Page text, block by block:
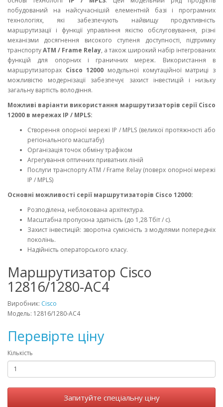
побудований на найсучаснішій елементній базі і програмних
технологіях, які забезпечують найвищу продуктивність
маршрутизації і функції управління якістю обслуговування, різні
механізми досягнення високого ступеня доступності, підтримку
транспортуATM / Frame Relay, а також широкий набір інтегрованих
функцій для опорних і граничних мереж. Використання в
маршрутизаторах Cisco 12000 модульної комутаційної матриці з
можливістю модернізації забезпечує захист інвестицій і низьку
загальну вартість володіння.
Можливі варіанти використання маршрутизаторів серії Cisco
12000 в мережах IP / MPLS:
Створення опорної мережі IP / MPLS (великої протяжності або
регіонального масштабу)
Організація точок обміну трафіком
Агрегування оптичних приватних ліній
Послуги транспорту ATM / Frame Relay (поверх опорної мережі
IP / MPLS)
Основні можливості серії маршрутизаторів Cisco 12000:
Розподілена, неблокована архітектура.
Масштабна пропускна здатність (до 1,28 Тбіт / с).
Захист інвестицій: зворотна сумісність з модулями попередніх
поколінь.
Надійність операторського класу.
Маршрутизатор Cisco
12816/1280-AC4
Виробник: Cisco
Модель: 12816/1280-AC4
Перевірте ціну
Кількість
Запитуйте спеціальну ціну